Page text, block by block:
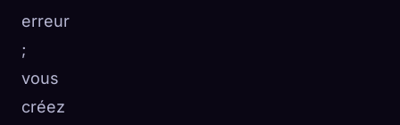
erreur
;
vous
créez